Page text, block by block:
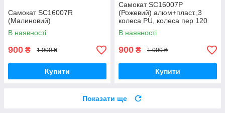
Самокат SC16007R
(Малиновий)
В наявності
900 ₴ 1 000 ₴
Купити
Самокат SC16007P
(Рожевий) алюм+пласт.,3
колеса PU, колеса пер 120
мм задн 76 мм
В наявності
900 ₴ 1 000 ₴
Купити
Показати ще